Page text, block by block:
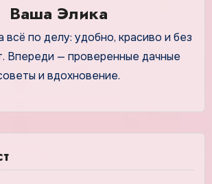
Ваша Элика
всё по делу: удобно, красиво и без
Впереди — проверенные дачные
и вдохновение.